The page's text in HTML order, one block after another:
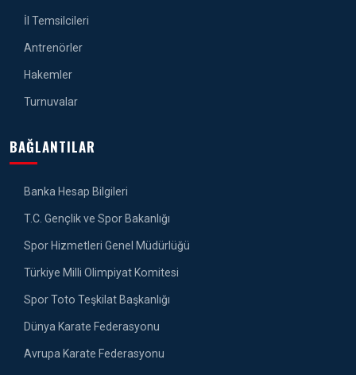
İl Temsilcileri
Antrenörler
Hakemler
Turnuvalar
BAĞLANTILAR
Banka Hesap Bilgileri
T.C. Gençlik ve Spor Bakanlığı
Spor Hizmetleri Genel Müdürlüğü
Türkiye Milli Olimpiyat Komitesi
Spor Toto Teşkilat Başkanlığı
Dünya Karate Federasyonu
Avrupa Karate Federasyonu